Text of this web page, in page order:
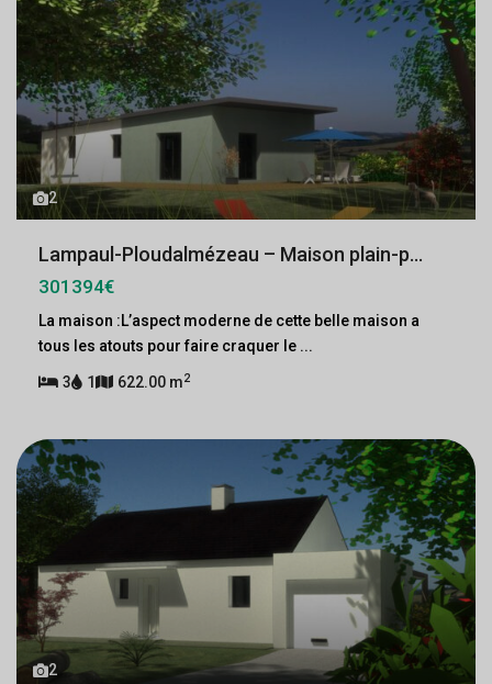
2
Lampaul-Ploudalmézeau – Maison plain-p...
301394€
La maison :L’aspect moderne de cette belle maison a
tous les atouts pour faire craquer le ...
3 1 622.00 m2
2